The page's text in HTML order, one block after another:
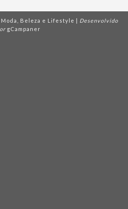
Beleza e Lifestyle | Desenvolvido
gCampaner